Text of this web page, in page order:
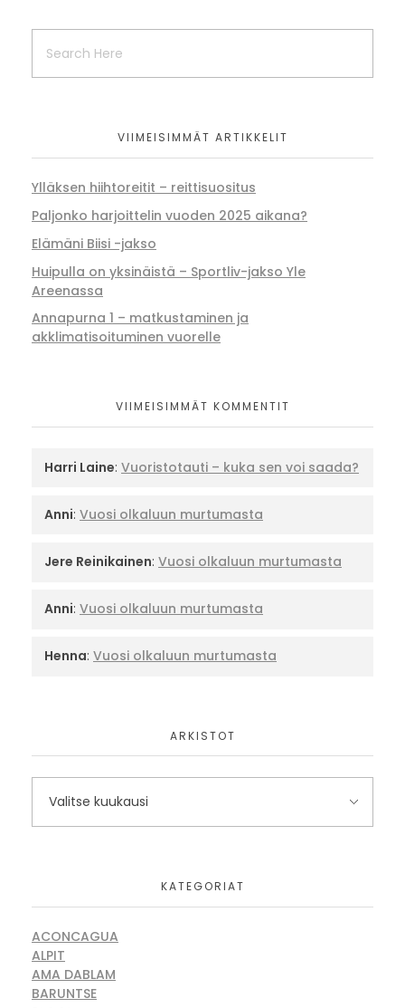
VIIMEISIMMÄT ARTIKKELIT
Ylläksen hiihtoreitit – reittisuositus
Paljonko harjoittelin vuoden 2025 aikana?
Elämäni Biisi -jakso
Huipulla on yksinäistä – Sportliv-jakso Yle
Areenassa
Annapurna 1 – matkustaminen ja
akklimatisoituminen vuorelle
VIIMEISIMMÄT KOMMENTIT
Harri Laine: Vuoristotauti – kuka sen voi saada?
Anni: Vuosi olkaluun murtumasta
Jere Reinikainen: Vuosi olkaluun murtumasta
Anni: Vuosi olkaluun murtumasta
Henna: Vuosi olkaluun murtumasta
ARKISTOT
KATEGORIAT
ACONCAGUA
ALPIT
AMA DABLAM
BARUNTSE